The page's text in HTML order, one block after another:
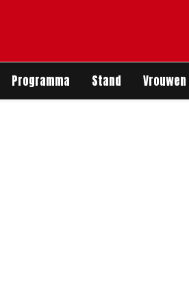
op Whatsapp
Programma Stand Vrouwen